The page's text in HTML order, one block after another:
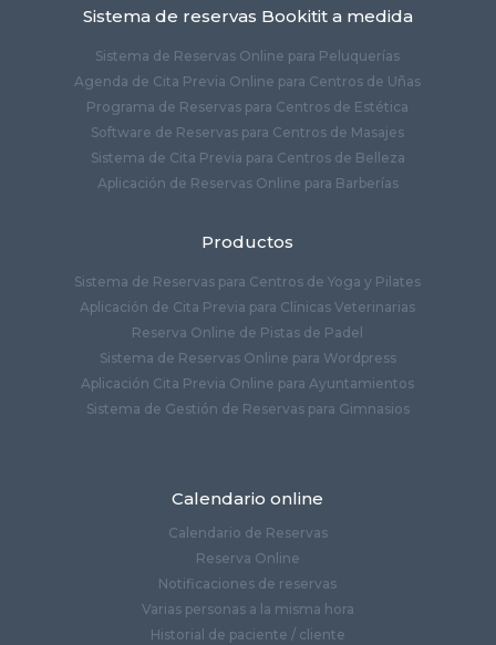
Sistema de reservas Bookitit a medida
Sistema de Reservas Online para Peluquerías
Agenda de Cita Previa Online para Centros de Uñas
Programa de Reservas para Centros de Estética
Software de Reservas para Centros de Masajes
Sistema de Cita Previa para Centros de Belleza
Aplicación de Reservas Online para Barberías
Productos
Sistema de Reservas para Centros de Yoga y Pilates
Aplicación de Cita Previa para Clínicas Veterinarias
Reserva Online de Pistas de Padel
Sistema de Reservas Online para Wordpress
Aplicación Cita Previa Online para Ayuntamientos
Sistema de Gestión de Reservas para Gimnasios
Calendario online
Calendario de Reservas
Reserva Online
Notificaciones de reservas
Varias personas a la misma hora
Historial de paciente / cliente